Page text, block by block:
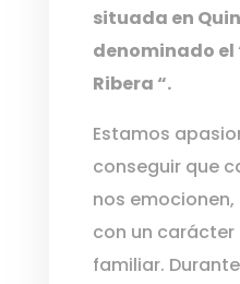
situada en
denominado el
Ribera “.
Estamos
conseguir que
nos
con un
familiar.